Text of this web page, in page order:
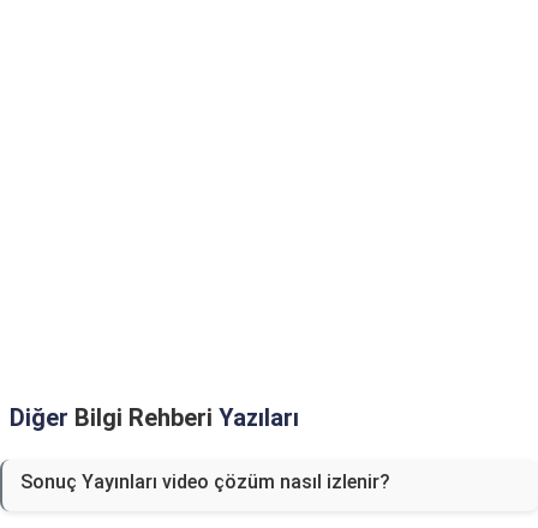
Diğer Bilgi Rehberi Yazıları
Sonuç Yayınları video çözüm nasıl izlenir?